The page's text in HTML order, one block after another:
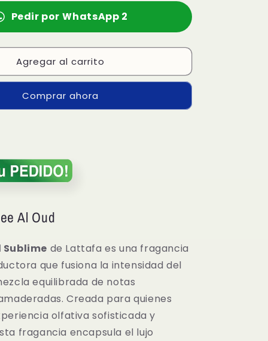
Pedir por WhatsApp 2
Agregar al carrito
Comprar ahora
Al Oud
Sublime de Lattafa es una fragancia
que fusiona la intensidad del
equilibrada de notas
Creada para quienes
olfativa sofisticada y
fragancia encapsula el lujo